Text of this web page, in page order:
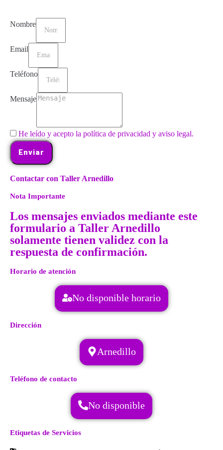
Nombre
Email
Teléfono
Mensaje
He leído y acepto la política de privacidad y aviso legal.
Enviar
Contactar con Taller Arnedillo
Nota Importante
Los mensajes enviados mediante este
formulario a Taller Arnedillo
solamente tienen validez con la
respuesta de confirmación.
Horario de atención
No disponible horario
Dirección
Arnedillo
Teléfono de contacto
No disponible
Etiquetas de Servicios